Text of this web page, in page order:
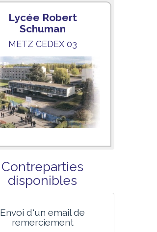
Lycée Robert
Schuman
METZ CEDEX 03
Contreparties
disponibles
Envoi d'un email de
remerciement